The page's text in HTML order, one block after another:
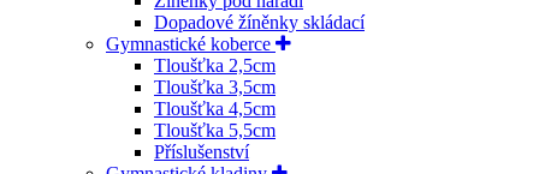
Dopadové žíněnky skládací
Gymnastické koberce
Tloušťka 2,5cm
Tloušťka 3,5cm
Tloušťka 4,5cm
Tloušťka 5,5cm
Příslušenství